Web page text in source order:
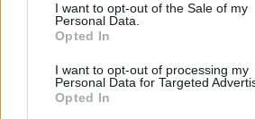
I want to opt-out of the Sale of my
Personal Data.
Opted In
I want to opt-out of processing my
Personal Data for Targeted
Opted In
Mit Filmfreundin Meryl Streep.